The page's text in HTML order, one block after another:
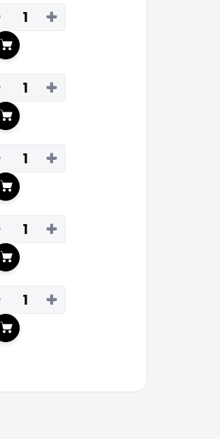
+
Do košíku
+
Do košíku
+
Do košíku
+
Do košíku
+
Do košíku